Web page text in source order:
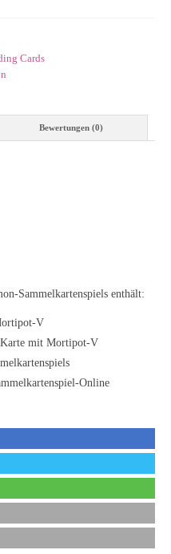
Cards
Bewertungen (0)
Sammelkartenspiels enthält:
V
Karte mit Mortipot-V
Online